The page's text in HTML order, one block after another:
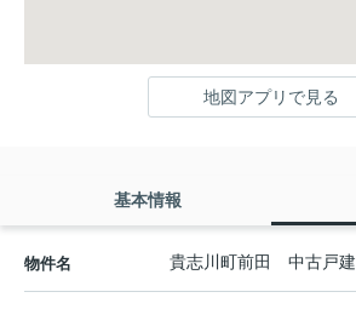
地図アプリで見る
基本情報
物件名 貴志川町前田 中古戸建